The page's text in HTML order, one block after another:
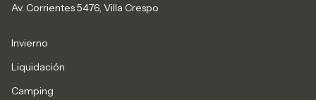
Av. Corrientes 5476, Villa Crespo
Invierno
Liquidación
Camping